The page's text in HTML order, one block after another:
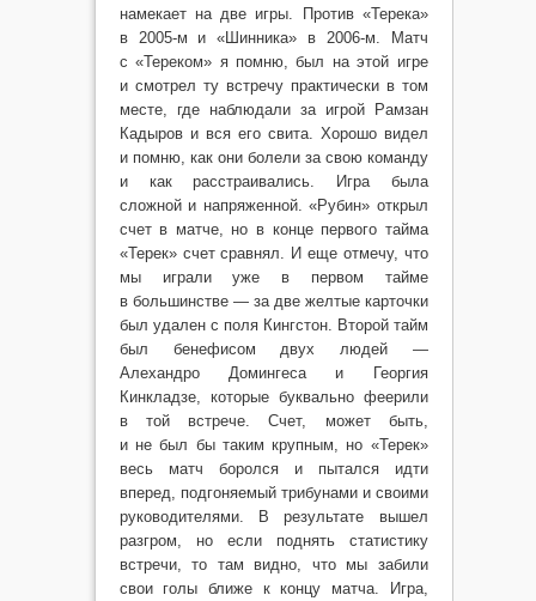
намекает на две игры. Против «Терека»
в 2005-м и «Шинника» в 2006-м. Матч
с «Тереком» я помню, был на этой игре
и смотрел ту встречу практически в том
месте, где наблюдали за игрой Рамзан
Кадыров и вся его свита. Хорошо видел
и помню, как они болели за свою команду
и как расстраивались. Игра была
сложной и напряженной. «Рубин» открыл
счет в матче, но в конце первого тайма
«Терек» счет сравнял. И еще отмечу, что
мы играли уже в первом тайме
в большинстве — за две желтые карточки
был удален с поля Кингстон. Второй тайм
был бенефисом двух людей —
Алехандро Домингеса и Георгия
Кинкладзе, которые буквально феерили
в той встрече. Счет, может быть,
и не был бы таким крупным, но «Терек»
весь матч боролся и пытался идти
вперед, подгоняемый трибунами и своими
руководителями. В результате вышел
разгром, но если поднять статистику
встречи, то там видно, что мы забили
свои голы ближе к концу матча. Игра,